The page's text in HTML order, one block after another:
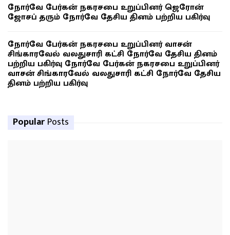
நோர்வே பேர்கன் நகரசபை உறுப்பினர் ஜெரோன்
ஜோசப் தரும் நோர்வே தேசிய தினம் பற்றிய பகிர்வு
நோர்வே பேர்கன் நகரசபை உறுப்பினர் வாசன்
சிங்காரவேல் வலதுசாரி கட்சி நோர்வே தேசிய தினம்
பற்றிய பகிர்வு நோர்வே பேர்கன் நகரசபை உறுப்பினர்
வாசன் சிங்காரவேல் வலதுசாரி கட்சி நோர்வே தேசிய
தினம் பற்றிய பகிர்வு
Popular Posts